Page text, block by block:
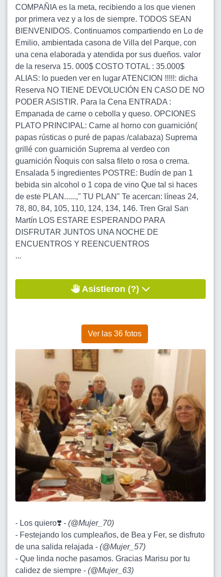
COMPAÑIA es la meta, recibiendo a los que vienen
por primera vez y a los de siempre. TODOS SEAN
BIENVENIDOS. Continuamos compartiendo en Lo de
Emilio, ambientada casona de Villa del Parque, con
una cena elaborada y atendida por sus dueños. valor
de la reserva 15. 000$ COSTO TOTAL : 35.000$
ALIAS: lo pueden ver en lugar ATENCION !!!!!: dicha
Reserva NO TIENE DEVOLUCIÓN EN CASO DE NO
PODER ASISTIR. Para la Cena ENTRADA :
Empanada de carne o cebolla y queso. OPCIONES
PLATO PRINCIPAL: Carne al horno con guarnición(
papas rústicas o puré de papas /calabaza) Suprema
grillé con guarnición Suprema al verdeo con
guarnición Ñoquis con salsa fileto o rosa o crema.
Ensalada 5 ingredientes POSTRE: Budín de pan 1
bebida sin alcohol o 1 copa de vino Que tal si haces
de este PLAN......," TU PLAN" Te acercan: líneas 24,
78, 80, 84, 105, 110, 124, 134, 146. Tren Gral San
Martín LOS ESTARE ESPERANDO PARA
DISFRUTAR JUNTOS UNA NOCHE DE
ENCUENTROS Y REENCUENTROS
...
Asistieron (?)
Ver las 36 fotos
- Los quiero❣️ - (@Mujer_70)
- Festejando los cumpleaños, de Bea y Fer, se disfruto
de una salida relajada - (@Mujer_57)
- Que linda noche pasamos. Gracias Marisu por tu
calidez de siempre - (@Mujer_63)